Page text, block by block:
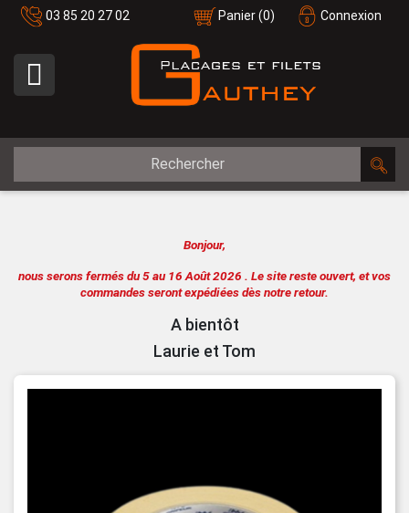
03 85 20 27 02 Connexion
Panier(0)

Bonjour,
nous serons fermés du 5 au 16 Août 2026 . Le site reste ouvert, et vos
commandes seront expédiées dès notre retour.
A bientôt
Laurie et Tom